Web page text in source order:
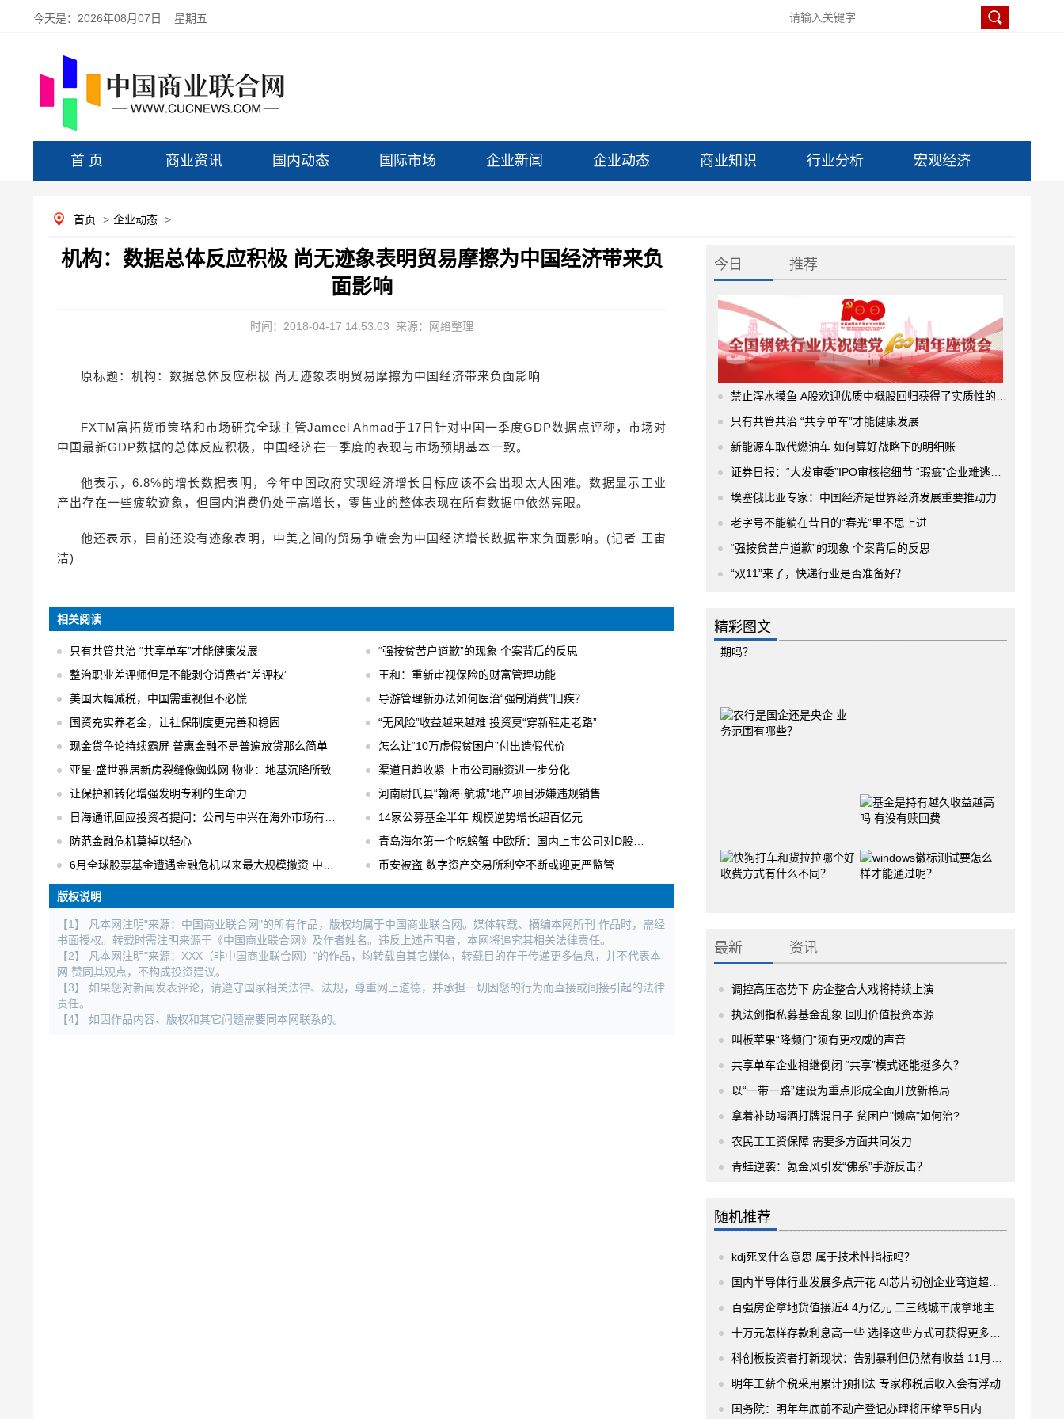
今天是： 2026年08月07日 星期五
首 页 商业资讯 国内动态 国际市场 企业新闻 企业动态 商业知识 行业分析 宏观经济
首页 > 企业动态 >
机构：数据总体反应积极 尚无迹象表明贸易摩擦为中国经济带来负
面影响
时间：2018-04-17 14:53:03 来源：网络整理
原标题：机构：数据总体反应积极 尚无迹象表明贸易摩擦为中国经济带来负面影响
FXTM富拓货币策略和市场研究全球主管Jameel Ahmad于17日针对中国一季度GDP数据点评称，市场对
中国最新GDP数据的总体反应积极，中国经济在一季度的表现与市场预期基本一致。
他表示，6.8%的增长数据表明，今年中国政府实现经济增长目标应该不会出现太大困难。数据显示工业
产出存在一些疲软迹象，但国内消费仍处于高增长，零售业的整体表现在所有数据中依然亮眼。
他还表示，目前还没有迹象表明，中美之间的贸易争端会为中国经济增长数据带来负面影响。(记者 王宙
洁)
相关阅读
只有共管共治 “共享单车”才能健康发展
“强按贫苦户道歉”的现象 个案背后的反思
整治职业差评师但是不能剥夺消费者“差评权”
王和：重新审视保险的财富管理功能
美国大幅减税，中国需重视但不必慌
导游管理新办法如何医治“强制消费”旧疾？
国资充实养老金，让社保制度更完善和稳固
“无风险”收益越来越难 投资莫“穿新鞋走老路”
现金贷争论持续霸屏 普惠金融不是普遍放贷那么简单
怎么让“10万虚假贫困户”付出造假代价
亚星·盛世雅居新房裂缝像蜘蛛网 物业：地基沉降所致
渠道日趋收紧 上市公司融资进一步分化
让保护和转化增强发明专利的生命力
河南尉氏县“翰海·航城”地产项目涉嫌违规销售
日海通讯回应投资者提问：公司与中兴在海外市场有合作
14家公募基金半年 规模逆势增长超百亿元
防范金融危机莫掉以轻心
青岛海尔第一个吃螃蟹 中欧所：国内上市公司对D股关注度逐步升温
6月全球股票基金遭遇金融危机以来最大规模撤资 中国不减反增
币安被盗 数字资产交易所利空不断或迎更严监管
版权说明
【1】 凡本网注明"来源：中国商业联合网"的所有作品，版权均属于中国商业联合网。媒体转载、摘编本网所刊 作品时，需经
书面授权。转载时需注明来源于《中国商业联合网》及作者姓名。违反上述声明者，本网将追究其相关法律责任。
【2】 凡本网注明"来源：XXX（非中国商业联合网）"的作品，均转载自其它媒体，转载目的在于传递更多信息，并不代表本
网 赞同其观点，不构成投资建议。
【3】 如果您对新闻发表评论，请遵守国家相关法律、法规，尊重网上道德，并承担一切因您的行为而直接或间接引起的法律
责任。
【4】 如因作品内容、版权和其它问题需要同本网联系的。
今日 推荐
禁止浑水摸鱼 A股欢迎优质中概股回归获得了实质性的进展
只有共管共治 “共享单车”才能健康发展
新能源车取代燃油车 如何算好战略下的明细账
证券日报：“大发审委”IPO审核挖细节 “瑕疵”企业难逃法眼
埃塞俄比亚专家：中国经济是世界经济发展重要推动力
老字号不能躺在昔日的“春光”里不思上进
“强按贫苦户道歉”的现象 个案背后的反思
“双11”来了，快递行业是否准备好？
精彩图文
最新 资讯
调控高压态势下 房企整合大戏将持续上演
执法剑指私募基金乱象 回归价值投资本源
叫板苹果“降频门”须有更权威的声音
共享单车企业相继倒闭 “共享”模式还能挺多久？
以“一带一路”建设为重点形成全面开放新格局
拿着补助喝酒打牌混日子 贫困户"懒癌"如何治?
农民工工资保障 需要多方面共同发力
青蛙逆袭：氪金风引发“佛系”手游反击？
随机推荐
kdj死叉什么意思 属于技术性指标吗？
国内半导体行业发展多点开花 AI芯片初创企业弯道超车 未来发展空间广阔
百强房企拿地货值接近4.4万亿元 二三线城市成拿地主战场
十万元怎样存款利息高一些 选择这些方式可获得更多利息
科创板投资者打新现状：告别暴利但仍然有收益 11月份以来新上市公司达到13家
明年工薪个税采用累计预扣法 专家称税后收入会有浮动
国务院：明年年底前不动产登记办理将压缩至5日内